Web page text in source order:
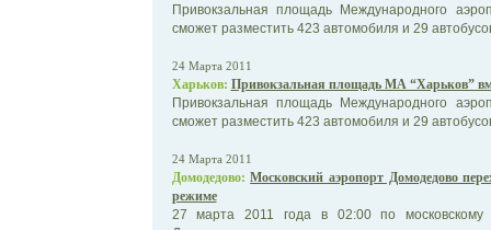
Привокзальная площадь Международного
сможет разместить 423 автомобиля и 29
24 Марта 2011
Харьков: Привокзальная площадь МА “Харьков”
Привокзальная площадь Международного
сможет разместить 423 автомобиля и 29
24 Марта 2011
Домодедово: Московский аэропорт Домодедово
режиме
27 марта 2011 года в 02:00 по московскому